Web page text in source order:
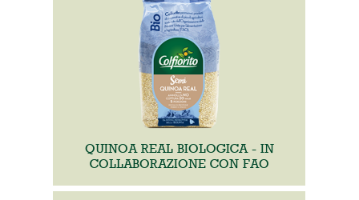
QUINOA REAL BIOLOGICA - IN
COLLABORAZIONE CON FAO